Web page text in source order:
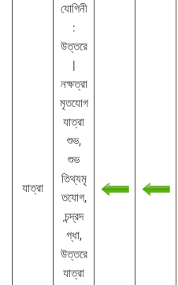
যাত্রা
যোগিনী
:
উত্তরে
|
নক্ষত্রা
মৃতযোগ
যাত্রা
শুভ,
শুভ
তিথ্যমৃ
তযোগ,
চন্দ্রদ
গ্ধা,
উত্তরে
যাত্রা